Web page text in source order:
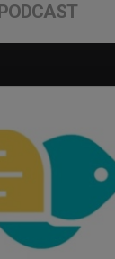
PODCAST